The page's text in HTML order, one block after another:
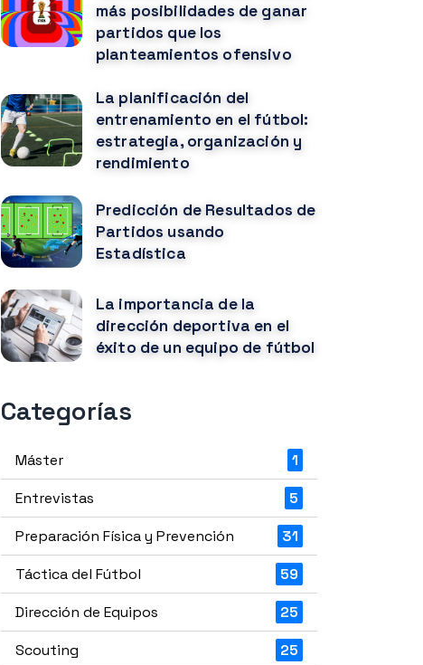
más posibilidades de ganar
partidos que los
planteamientos ofensivo
La planificación del
entrenamiento en el fútbol:
estrategia, organización y
rendimiento
Predicción de Resultados de
Partidos usando
Estadística
La importancia de la
dirección deportiva en el
éxito de un equipo de fútbol
Categorías
Máster
1
Entrevistas
5
Preparación Física y Prevención
31
Táctica del Fútbol
59
Dirección de Equipos
25
Scouting
25